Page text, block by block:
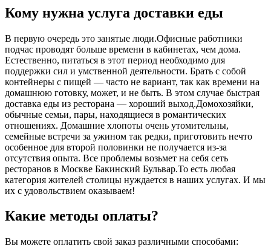
Кому нужна услуга доставки еды
В первую очередь это занятые люди.Офисные работники
подчас проводят больше времени в кабинетах, чем дома.
Естественно, питаться в этот период необходимо для
поддержки сил и умственной деятельности. Брать с собой
контейнеры с пищей ― часто не вариант, так как времени на
домашнюю готовку, может, и не быть. В этом случае быстрая
доставка еды из ресторана ― хороший выход.Домохозяйки,
обычные семьи, пары, находящиеся в романтических
отношениях. Домашние хлопоты очень утомительны,
семейные встречи за ужином так редки, приготовить нечто
особенное для второй половинки не получается из-за
отсутствия опыта. Все проблемы возьмет на себя сеть
ресторанов в Москве Бакинский Бульвар.То есть любая
категория жителей столицы нуждается в наших услугах. И мы
их с удовольствием оказываем!
Какие методы оплаты?
Вы можете оплатить свой заказ различными способами: